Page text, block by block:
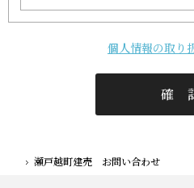
個人情報の取り
ホーム
瀬戸越町建売 お問い合わせ